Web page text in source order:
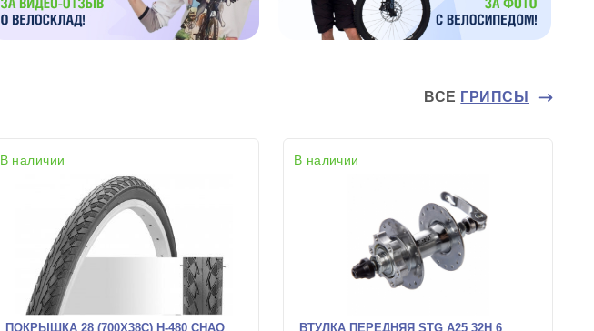
ВСЕ ГРИПСЫ
В наличии
ПОКРЫШКА 28 (700X38C) H-480 CHAO
В наличии
ВТУЛКА ПЕРЕДНЯЯ STG A25 32H 6